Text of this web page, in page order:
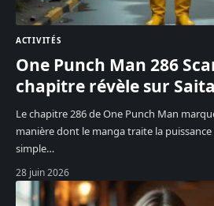
ACTIVITÉS
One Punch Man 286
chapitre révèle sur
Le chapitre 286 de One Punch Man
manière dont le manga traite la
simple…
28 juin 2026